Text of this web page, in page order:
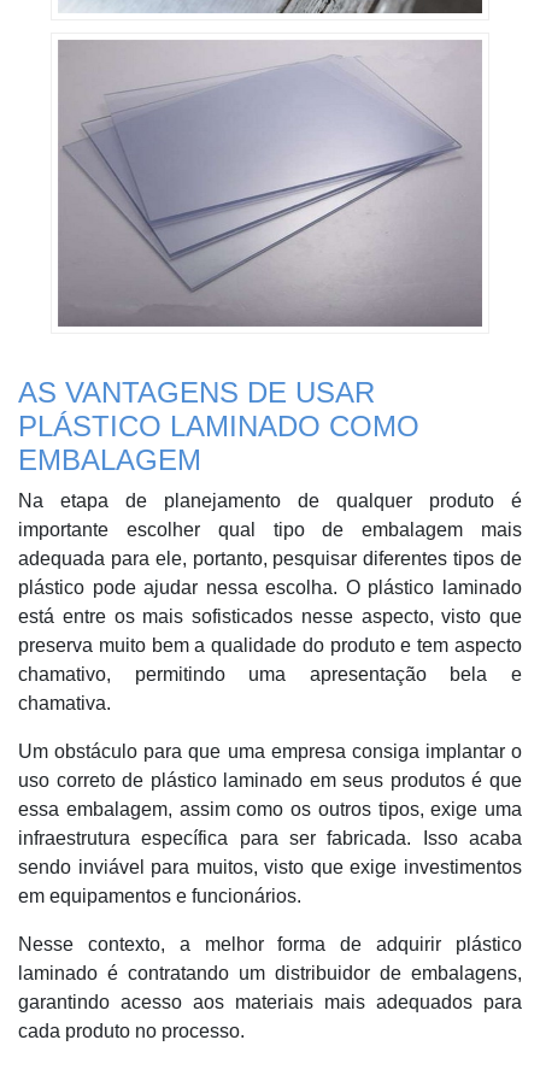
AS VANTAGENS DE USAR
PLÁSTICO LAMINADO COMO
EMBALAGEM
Na etapa de planejamento de qualquer produto é
importante escolher qual tipo de embalagem mais
adequada para ele, portanto, pesquisar diferentes tipos de
plástico pode ajudar nessa escolha. O plástico laminado
está entre os mais sofisticados nesse aspecto, visto que
preserva muito bem a qualidade do produto e tem aspecto
chamativo, permitindo uma apresentação bela e
chamativa.
Um obstáculo para que uma empresa consiga implantar o
uso correto de plástico laminado em seus produtos é que
essa embalagem, assim como os outros tipos, exige uma
infraestrutura específica para ser fabricada. Isso acaba
sendo inviável para muitos, visto que exige investimentos
em equipamentos e funcionários.
Nesse contexto, a melhor forma de adquirir plástico
laminado é contratando um distribuidor de embalagens,
garantindo acesso aos materiais mais adequados para
cada produto no processo.